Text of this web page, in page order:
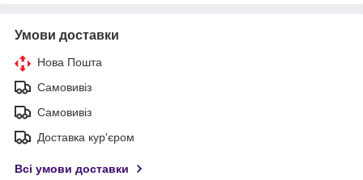
Умови доставки
Нова Пошта
Самовивіз
Самовивіз
Доставка кур'єром
Всі умови доставки